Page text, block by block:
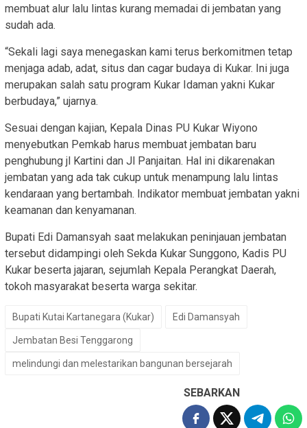
membuat alur lalu lintas kurang memadai di jembatan yang
sudah ada.
“Sekali lagi saya menegaskan kami terus berkomitmen tetap
menjaga adab, adat, situs dan cagar budaya di Kukar. Ini juga
merupakan salah satu program Kukar Idaman yakni Kukar
berbudaya,” ujarnya.
Sesuai dengan kajian, Kepala Dinas PU Kukar Wiyono
menyebutkan Pemkab harus membuat jembatan baru
penghubung jl Kartini dan Jl Panjaitan. Hal ini dikarenakan
jembatan yang ada tak cukup untuk menampung lalu lintas
kendaraan yang bertambah. Indikator membuat jembatan yakni
keamanan dan kenyamanan.
Bupati Edi Damansyah saat melakukan peninjauan jembatan
tersebut didampingi oleh Sekda Kukar Sunggono, Kadis PU
Kukar beserta jajaran, sejumlah Kepala Perangkat Daerah,
tokoh masyarakat beserta warga sekitar.
Bupati Kutai Kartanegara (Kukar) Edi Damansyah
Jembatan Besi Tenggarong
melindungi dan melestarikan bangunan bersejarah
SEBARKAN